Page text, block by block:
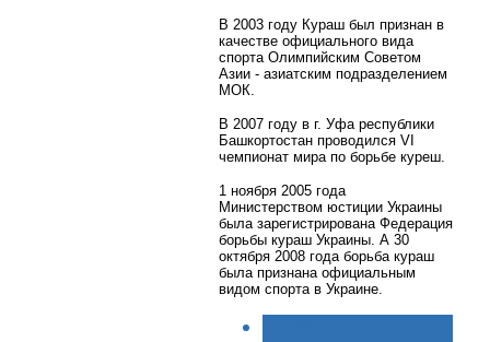
В 2003 году Кураш был признан в
качестве официального вида
спорта Олимпийским Советом
Азии - азиатским подразделением
МОК.
В 2007 году в г. Уфа республики
Башкортостан проводился VI
чемпионат мира по борьбе куреш.
1 ноября 2005 года
Министерством юстиции Украины
была зарегистрирована Федерация
борьбы кураш Украины. А 30
октября 2008 года борьба кураш
была признана официальным
видом спорта в Украине.